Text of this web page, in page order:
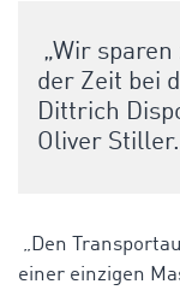
„Wir
der Zeit bei
Dittrich
Oliver Stiller.
„Den
einer einzigen